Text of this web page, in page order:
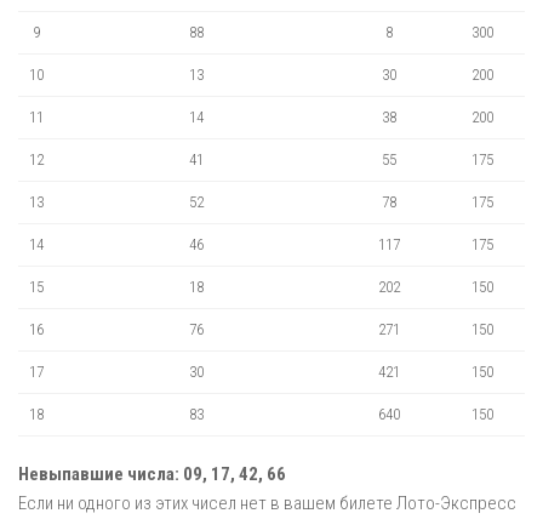
9 88 8 300
10 13 30 200
11 14 38 200
12 41 55 175
13 52 78 175
14 46 117 175
15 18 202 150
16 76 271 150
17 30 421 150
18 83 640 150
Невыпавшие числа: 09, 17, 42, 66
Если ни одного из этих чисел нет в вашем билете Лото-Экспресс